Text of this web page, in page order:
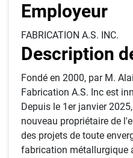
Employeur
FABRICATION A.S. INC.
Description
Fondé en 2000, par M.
Fabrication A.S. Inc est
Depuis le 1er janvier
nouveau propriétaire de
des projets de toute
fabrication métallurgique